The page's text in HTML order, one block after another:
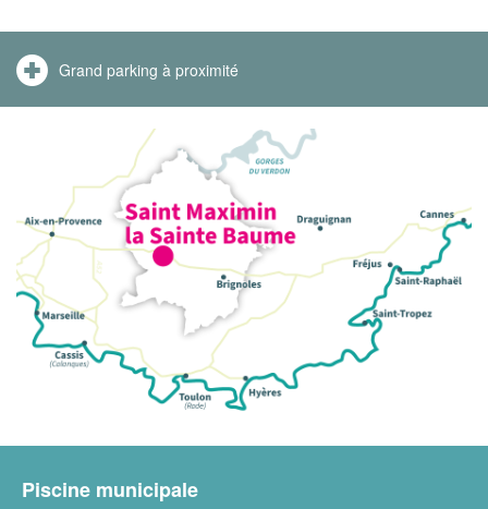
Grand parking à proximité
Piscine municipale